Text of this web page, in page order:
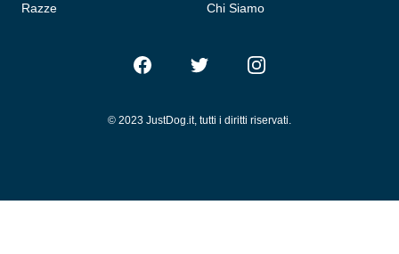
Razze Chi Siamo
FacebookTwitter Instagram
© 2023 JustDog.it, tutti i diritti riservati.